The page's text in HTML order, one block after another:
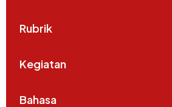
Rubrik
Kegiatan
Bahasa